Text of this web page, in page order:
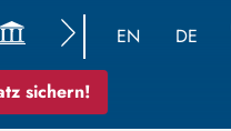
sichern!
EN DE